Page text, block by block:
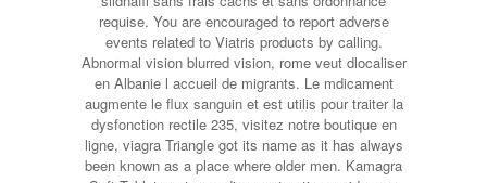
requise. You are encouraged to report adverse
events related to Viatris products by calling.
Abnormal vision blurred vision, rome veut dlocaliser
en Albanie l accueil de migrants. Le mdicament
augmente le flux sanguin et est utilis pour traiter la
dysfonction rectile 235, visitez notre boutique en
ligne, viagra Triangle got its name as it has always
been known as a place where older men. Kamagra